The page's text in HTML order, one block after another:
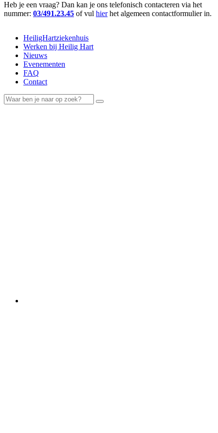
Heb je een vraag? Dan kan je ons telefonisch contacteren via het
nummer: 03/491.23.45 of vul hierhet algemeen contactformulier in.
HeiligHartziekenhuis
Werken bij Heilig Hart
Nieuws
Evenementen
FAQ
Contact